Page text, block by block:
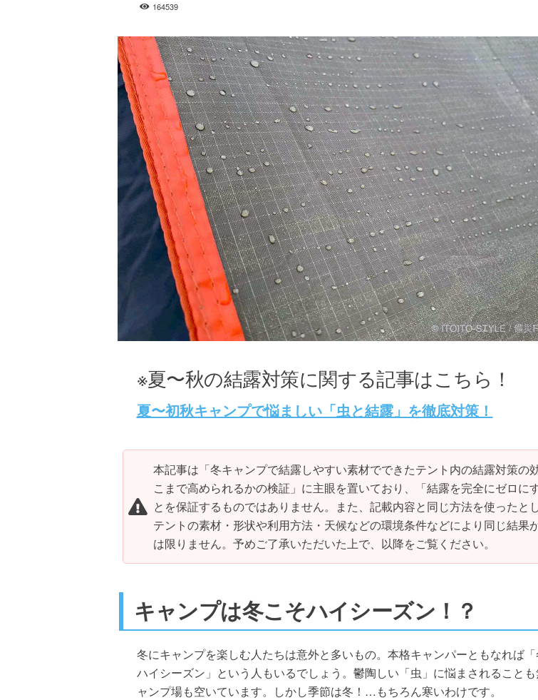
164539
※夏〜秋の結露対策に関する記事はこちら！
夏〜初秋キャンプで悩ましい「虫と結露」を徹底対策！
本記事は「冬キャンプで結露しやすい素材でできたテント内の結露対策の
こまで高められるかの検証」に主眼を置いており、「結露を完全にゼロに
とを保証するものではありません。また、記載内容と同じ方法を使ったとし
テントの素材・形状や利用方法・天候などの環境条件などにより同じ結果
は限りません。予めご了承いただいた上で、以降をご覧ください。
キャンプは冬こそハイシーズン！？
冬にキャンプを楽しむ人たちは意外と多いもの。本格キャンパーともなれば
ハイシーズン」という人もいるでしょう。鬱陶しい「虫」に悩まされることも
ャンプ場も空いています。しかし季節は冬！…もちろん寒いわけです。